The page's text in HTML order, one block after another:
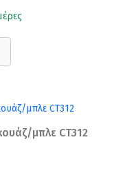
μπλε CT312